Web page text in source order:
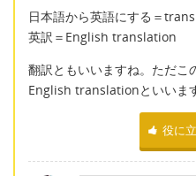
日本語から英語にする＝
英訳＝English translation
翻訳ともいいますね。ただこ
English translationといいま
役に